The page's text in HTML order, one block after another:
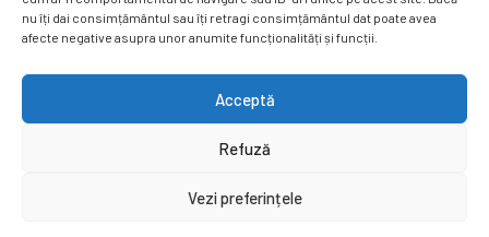
nu îți dai consimțământul sau îți retragi consimțământul dat poate avea
afecte negative asupra unor anumite funcționalități și funcții.
Acceptă
Refuză
Vezi preferințele